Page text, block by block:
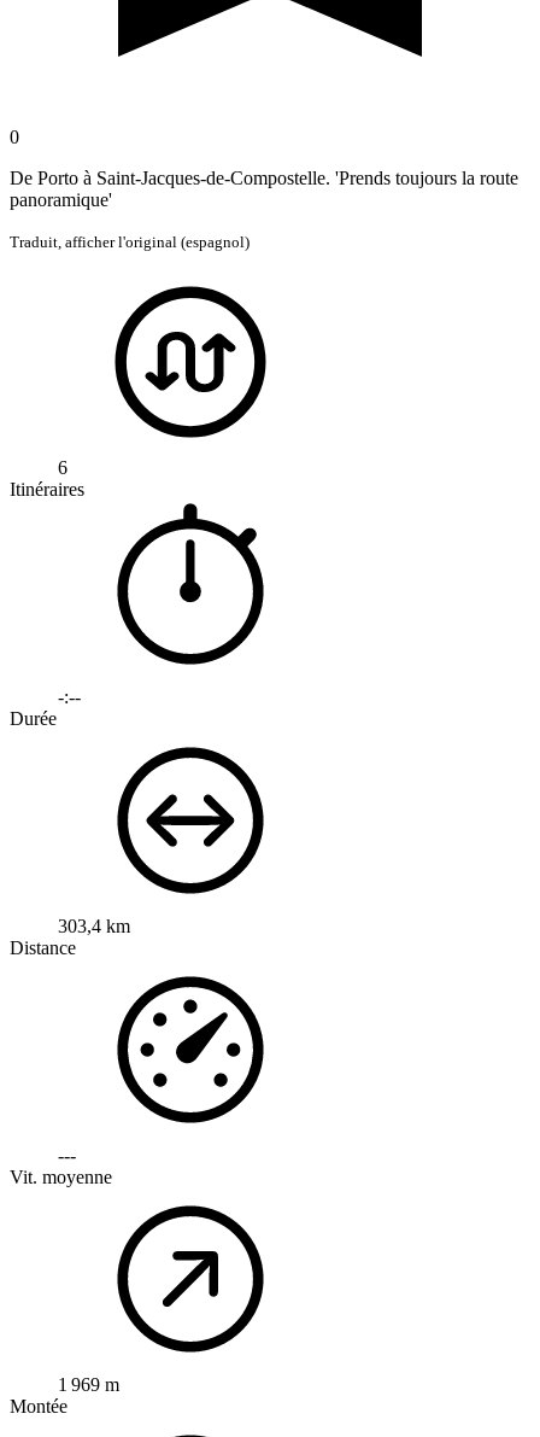
0
De Porto à Saint-Jacques-de-Compostelle. 'Prends toujours la route
panoramique'
Traduit, afficher l'original (espagnol)
6
Itinéraires
-:--
Durée
303,4 km
Distance
---
Vit. moyenne
1 969 m
Montée